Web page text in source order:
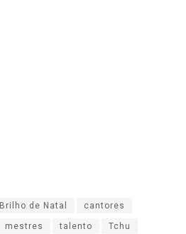
Brilho de Natal cantores
mestres talento Tchu